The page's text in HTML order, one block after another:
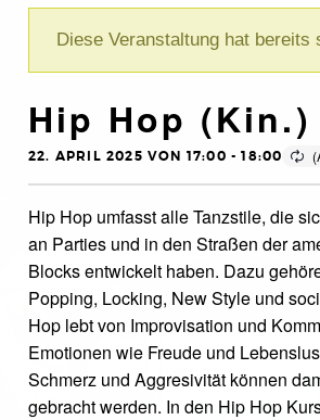
Diese Veranstaltung hat bereits
Hip Hop (Kin.)
22. APRIL 2025 VON 17:00 -18:00
Hip Hop umfasst alle Tanzstile, die
an Parties und in den Straßen der
Blocks entwickelt haben. Dazu
Popping, Locking, New Style und
Hop lebt von Improvisation und
Emotionen wie Freude und
Schmerz und Aggresivität können
gebracht werden. In den Hip Hop